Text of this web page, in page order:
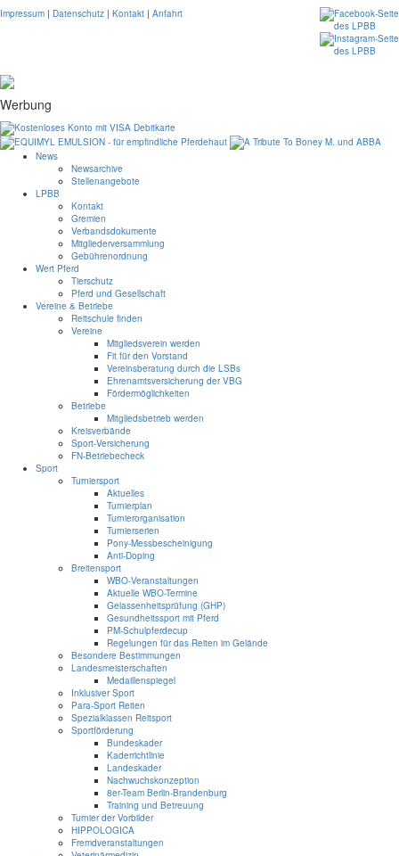
Impressum | Datenschutz | Kontakt | Anfahrt
Werbung
News
Newsarchive
Stellenangebote
LPBB
Kontakt
Gremien
Verbandsdokumente
Mitgliederversammlung
Gebührenordnung
Wert Pferd
Tierschutz
Pferd und Gesellschaft
Vereine & Betriebe
Reitschule finden
Vereine
Mitgliedsverein werden
Fit für den Vorstand
Vereinsberatung durch die LSBs
Ehrenamtsversicherung der VBG
Fördermöglichkeiten
Betriebe
Mitgliedsbetrieb werden
Kreisverbände
Sport-Versicherung
FN-Betriebecheck
Sport
Turniersport
Aktuelles
Turnierplan
Turnierorganisation
Turnierserien
Pony-Messbescheinigung
Anti-Doping
Breitensport
WBO-Veranstaltungen
Aktuelle WBO-Termine
Gelassenheitsprüfung (GHP)
Gesundheitssport mit Pferd
PM-Schulpferdecup
Regelungen für das Reiten im Gelände
Besondere Bestimmungen
Landesmeisterschaften
Medaillenspiegel
Inklusiver Sport
Para-Sport Reiten
Spezialklassen Reitsport
Sportförderung
Bundeskader
Kaderrichtlinie
Landeskader
Nachwuchskonzeption
8er-Team Berlin-Brandenburg
Training und Betreuung
Turnier der Vorbilder
HIPPOLOGICA
Fremdveranstaltungen